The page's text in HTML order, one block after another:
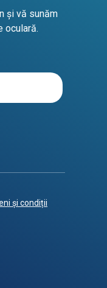
și vă sunăm
oculară.
și condiții